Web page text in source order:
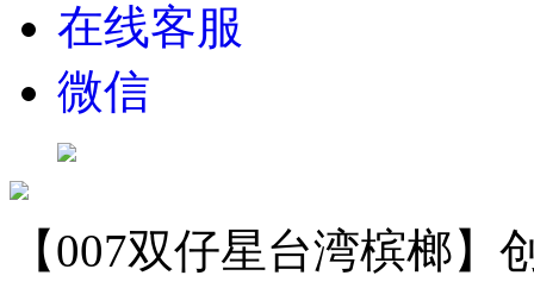
在线客服
微信
【007双仔星台湾槟榔